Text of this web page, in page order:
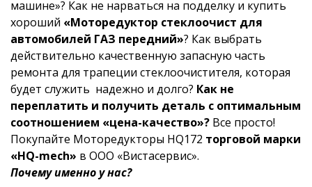
машине»? Как не нарваться на подделку и купить
хороший «Моторедуктор стеклоочист для
автомобилей ГАЗ передний»? Как выбрать
действительно качественную запасную часть
ремонта для трапеции стеклоочистителя, которая
будет служить надежно и долго? Как не
переплатить и получить деталь с оптимальным
соотношением «цена-качество»? Все просто!
Покупайте Моторедукторы HQ172 торговой марки
«HQ-mech» в ООО «Вистасервис».
Почему именно у нас?